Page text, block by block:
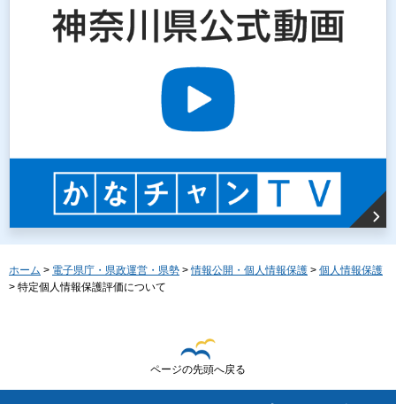
ホーム > 電子県庁・県政運営・県勢 >情報公開・個人情報保護 > 個人情報保護
> 特定個人情報保護評価について
ページの先頭へ戻る